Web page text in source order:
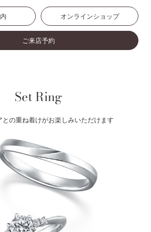
オンラインショップ
ご来店予約
Set Ring
との重ね着けがお楽しみいただけます